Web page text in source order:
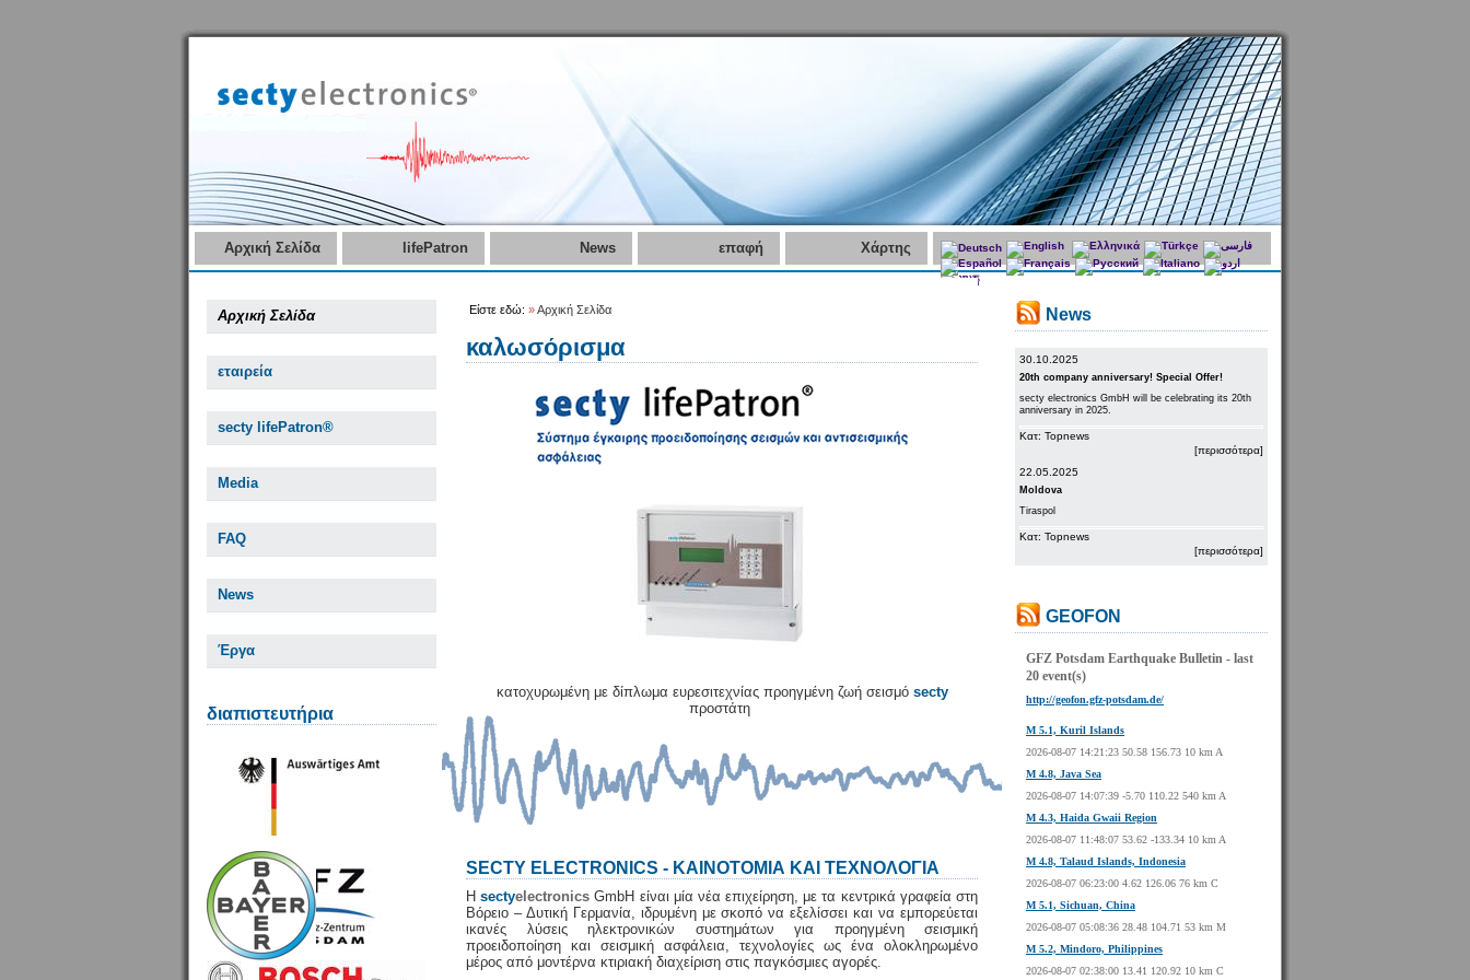
Αρχική Σελίδα lifePatron News επαφή Χάρτης
Αρχική Σελίδα
εταιρεία
secty lifePatron®
Media
FAQ
News
Έργα
διαπιστευτήρια
Είστε εδώ: »Αρχική Σελίδα
καλωσόρισμα
κατοχυρωμένη με δίπλωμα ευρεσιτεχνίας προηγμένη ζωή σεισμό secty
προστάτη
SECTY ELECTRONICS - ΚΑΙΝΟΤΟΜΙΑ ΚΑΙ ΤΕΧΝΟΛΟΓΙΑ
Ηsectyelectronics GmbH είναι μία νέα επιχείρηση, με τα κεντρικά γραφεία στη
Βόρειο – Δυτική Γερμανία, ιδρυμένη με σκοπό να εξελίσσει και να εμπορεύεται
ικανές λύσεις ηλεκτρονικών συστημάτων για προηγμένη σεισμική
προειδοποίηση και σεισμική ασφάλεια, τεχνολογίες ως ένα ολοκληρωμένο
μέρος από μοντέρνα κτιριακή διαχείριση στις παγκόσμιες αγορές.
News
30.10.2025
20th company anniversary! Special Offer!
secty electronics GmbH will be celebrating its 20th
anniversary in 2025.
Κατ: Topnews
[περισσότερα]
22.05.2025
Moldova
Tiraspol
Κατ: Topnews
[περισσότερα]
GEOFON
GFZ Potsdam Earthquake Bulletin - last
20 event(s)
http://geofon.gfz-potsdam.de/
M 5.1, Kuril Islands
2026-08-07 14:21:23 50.58 156.73 10 km A
M 4.8, Java Sea
2026-08-07 14:07:39 -5.70 110.22 540 km A
M 4.3, Haida Gwaii Region
2026-08-07 11:48:07 53.62 -133.34 10 km A
M 4.8, Talaud Islands, Indonesia
2026-08-07 06:23:00 4.62 126.06 76 km C
M 5.1, Sichuan, China
2026-08-07 05:08:36 28.48 104.71 53 km M
M 5.2, Mindoro, Philippines
2026-08-07 02:38:00 13.41 120.92 10 km C